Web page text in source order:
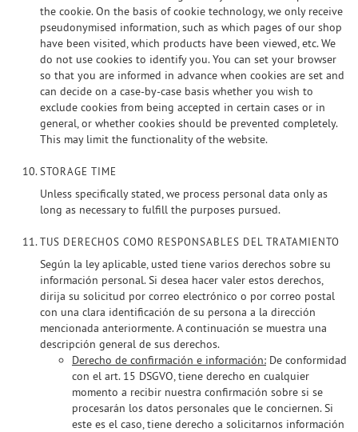
the cookie. On the basis of cookie technology, we only receive
pseudonymised information, such as which pages of our shop
have been visited, which products have been viewed, etc. We
do not use cookies to identify you. You can set your browser
so that you are informed in advance when cookies are set and
can decide on a case-by-case basis whether you wish to
exclude cookies from being accepted in certain cases or in
general, or whether cookies should be prevented completely.
This may limit the functionality of the website.
STORAGE TIME
Unless specifically stated, we process personal data only as
long as necessary to fulfill the purposes pursued.
TUS DERECHOS COMO RESPONSABLES DEL TRATAMIENTO
Según la ley aplicable, usted tiene varios derechos sobre su
información personal. Si desea hacer valer estos derechos,
dirija su solicitud por correo electrónico o por correo postal
con una clara identificación de su persona a la dirección
mencionada anteriormente. A continuación se muestra una
descripción general de sus derechos.
Derecho de confirmación e información: De conformidad
con el art. 15 DSGVO, tiene derecho en cualquier
momento a recibir nuestra confirmación sobre si se
procesarán los datos personales que le conciernen. Si
este es el caso, tiene derecho a solicitarnos información